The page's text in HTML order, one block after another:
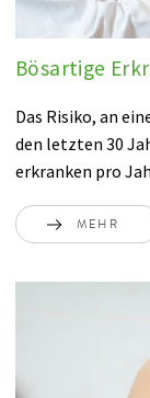
Bösartige
Das Risiko, an
den letzten 30
erkranken pro
MEHR